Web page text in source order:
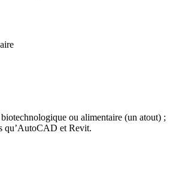
ou alimentaire (un atout) ;
qu’AutoCAD et Revit.